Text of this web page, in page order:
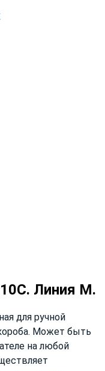
Линия М.
для ручной
Может быть
на любой